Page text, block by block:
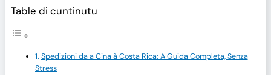
Table di cuntinutu
Spedizioni da a Cina à Costa Rica: A Guida Completa, Senza
Stress